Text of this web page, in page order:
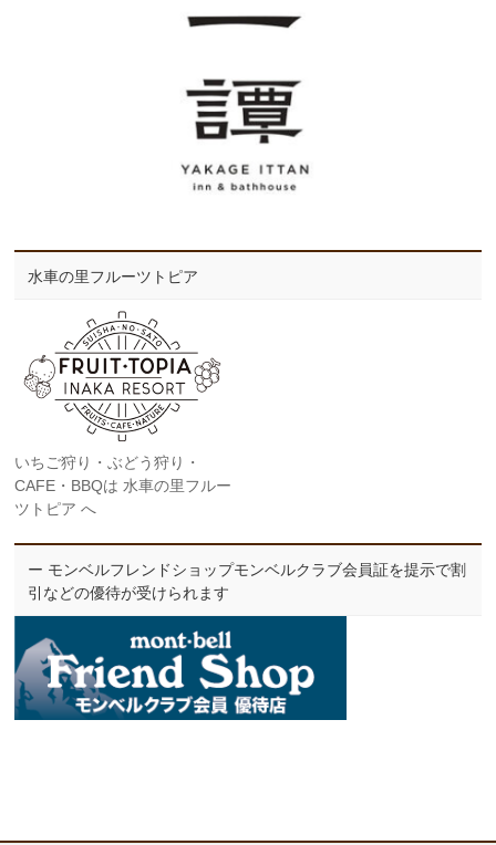
水車の里フルーツトピア
いちご狩り・ぶどう狩り・
CAFE・BBQは 水車の里フルー
ツトピア へ
ー モンベルフレンドショップモンベルクラブ会員証を提示で割
引などの優待が受けられます